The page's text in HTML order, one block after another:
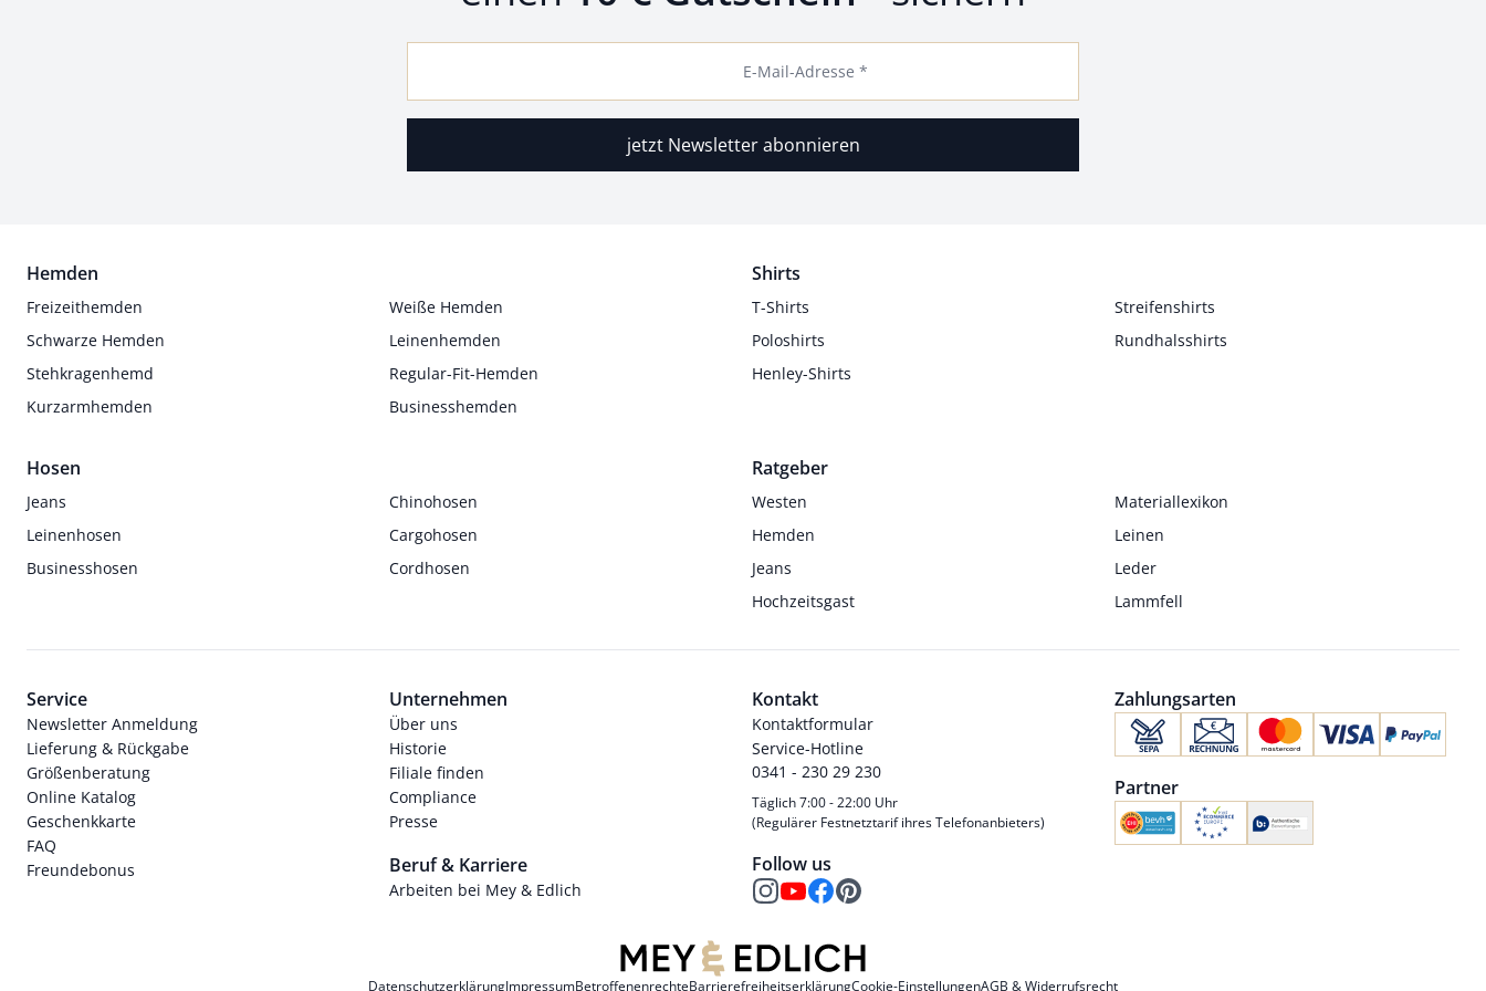
E-Mail-Adresse *
jetzt Newsletter abonnieren
Hemden
Freizeithemden
Weiße Hemden
Schwarze Hemden
Leinenhemden
Stehkragenhemd
Regular-Fit-Hemden
Kurzarmhemden
Businesshemden
Shirts
T-Shirts
Streifenshirts
Poloshirts
Rundhalsshirts
Henley-Shirts
Hosen
Jeans
Chinohosen
Leinenhosen
Cargohosen
Businesshosen
Cordhosen
Ratgeber
Westen
Materiallexikon
Hemden
Leinen
Jeans
Leder
Hochzeitsgast
Lammfell
Service
Newsletter Anmeldung
Lieferung & Rückgabe
Größenberatung
Online Katalog
Geschenkkarte
FAQ
Freundebonus
Unternehmen
Über uns
Historie
Filiale finden
Compliance
Presse
Beruf & Karriere
Arbeiten bei Mey & Edlich
Kontakt
Kontaktformular
Service-Hotline
0341 - 230 29 230
Täglich 7:00 - 22:00 Uhr
(Regulärer Festnetztarif ihres Telefonanbieters)
Follow us
Zahlungsarten
Partner
DatenschutzerklärungImpressumBetroffenenrechteBarrierefreiheitserklärungCookie-EinstellungenAGB & Widerrufsrecht